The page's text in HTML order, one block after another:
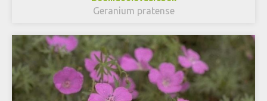
Geranium pratense